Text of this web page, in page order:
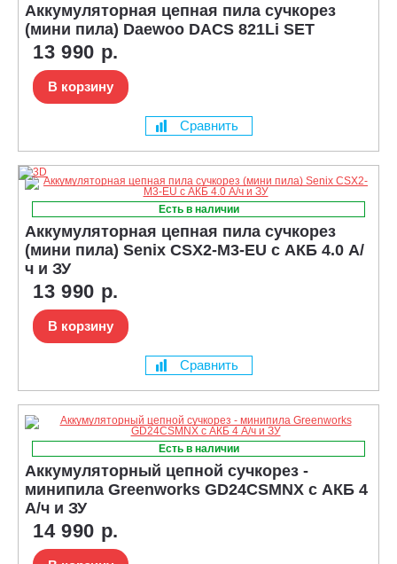
Аккумуляторная цепная пила сучкорез
(мини пила) Daewoo DACS 821Li SET
13 990 р.
В корзину
Сравнить
Есть в наличии
Аккумуляторная цепная пила сучкорез
(мини пила) Senix CSX2-M3-EU с АКБ 4.0 А/
ч и ЗУ
13 990 р.
В корзину
Сравнить
Есть в наличии
Аккумуляторный цепной сучкорез -
минипила Greenworks GD24CSMNX с АКБ 4
А/ч и ЗУ
14 990 р.